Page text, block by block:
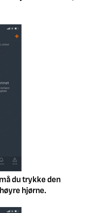
du trykke den
hjørne.